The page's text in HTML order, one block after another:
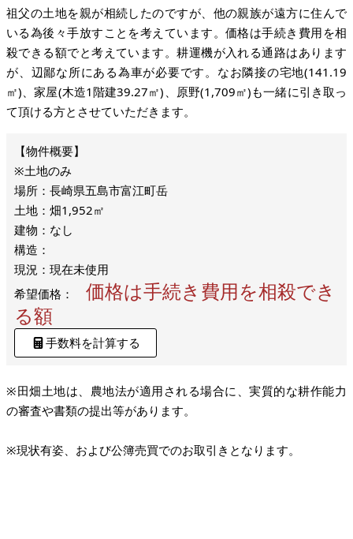
祖父の土地を親が相続したのですが、他の親族が遠方に住んで
いる為後々手放すことを考えています。価格は手続き費用を相
殺できる額でと考えています。耕運機が入れる通路はあります
が、辺鄙な所にある為車が必要です。なお隣接の宅地(141.19
㎡)、家屋(木造1階建39.27㎡)、原野(1,709㎡)も一緒に引き取っ
て頂ける方とさせていただきます。
※土地のみ
場所：長崎県五島市富江町岳
土地：畑1,952㎡
建物：なし
構造：
現況：現在未使用
希望価格：
価格は手続き費用を相殺でき
る額
手数料を計算する
※田畑土地は、農地法が適用される場合に、実質的な耕作能力
の審査や書類の提出等があります。
※現状有姿、および公簿売買でのお取引きとなります。